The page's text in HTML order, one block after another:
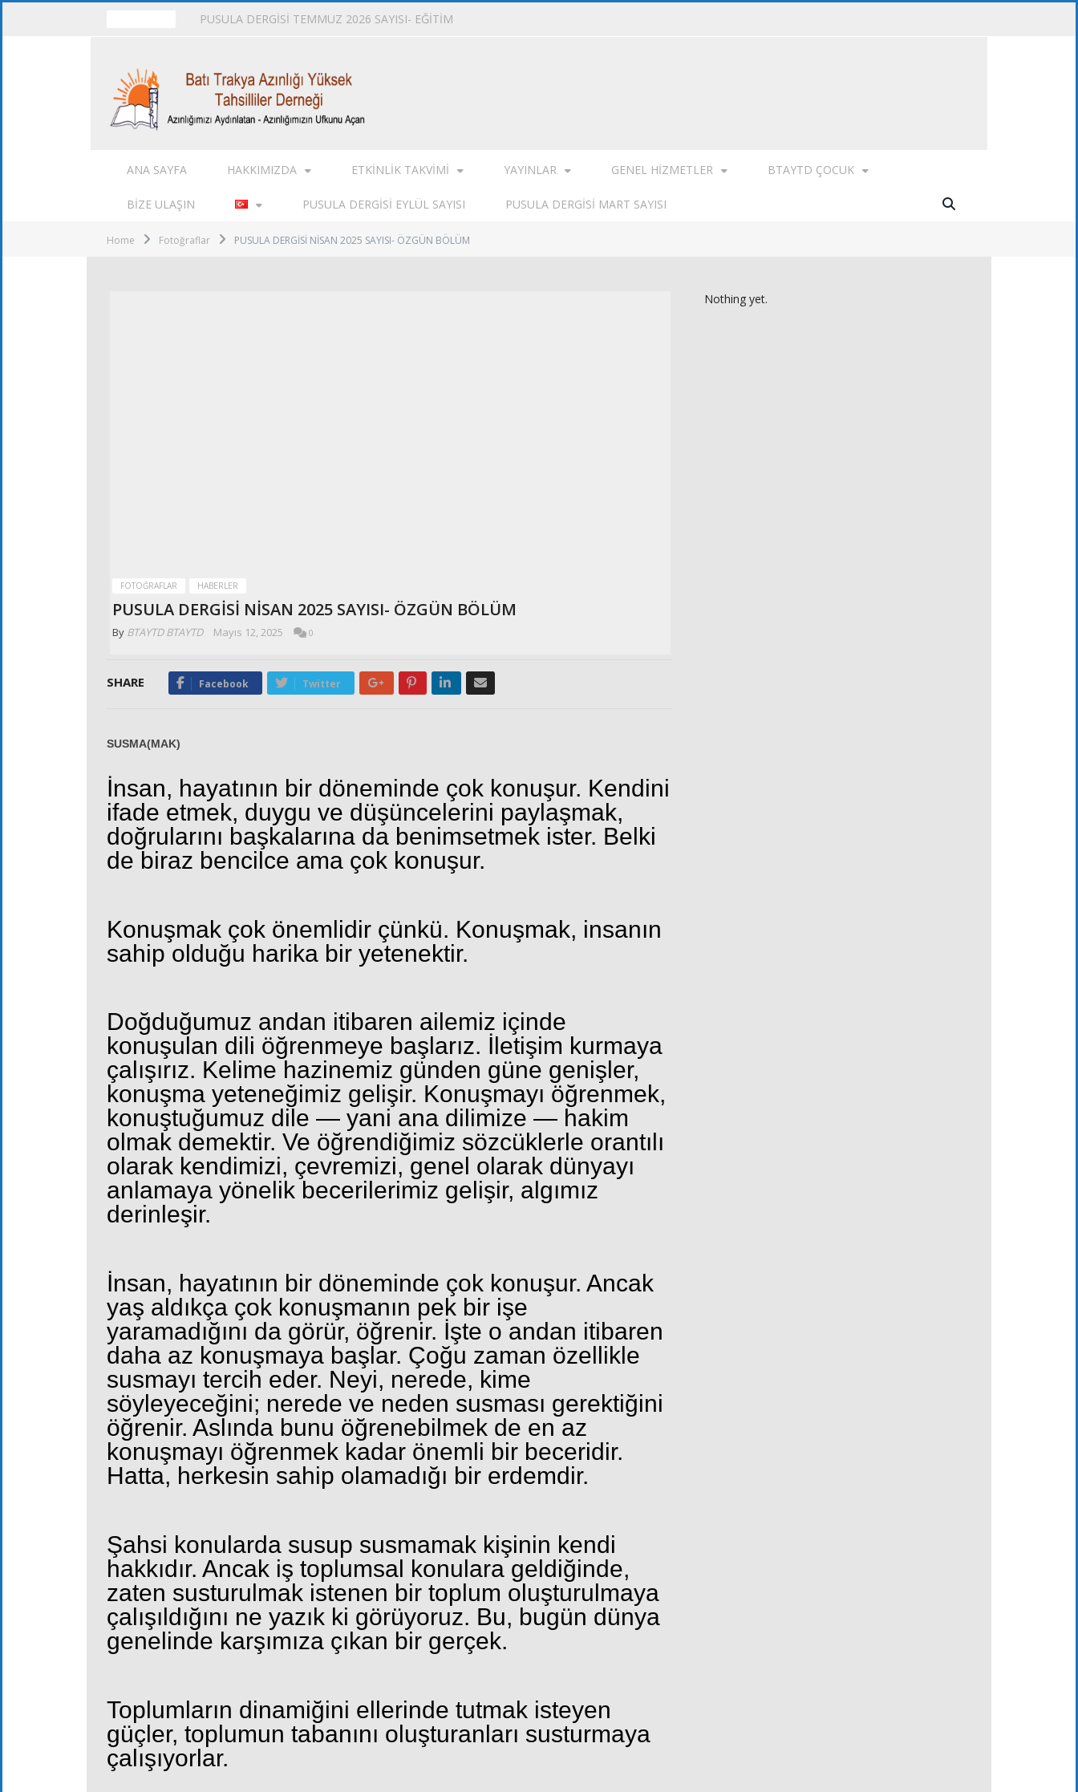
PUSULA DERGİSİ TEMMUZ 2026 SAYISI- EĞİTİM
ANA SAYFA HAKKIMIZDA ETKINLIK TAKVIMI YAYINLAR GENEL HIZMETLER BTAYTD ÇOCUK
BIZE ULAŞIN PUSULA DERGISI EYLÜL SAYISI PUSULA DERGISI MART SAYISI
Home Fotoğraflar PUSULA DERGİSİ NİSAN 2025 SAYISI- ÖZGÜN BÖLÜM
FOTOĞRAFLAR HABERLER
PUSULA DERGİSİ NİSAN 2025 SAYISI- ÖZGÜN BÖLÜM
By BTAYTD BTAYTD Mayıs 12, 2025 0
SHARE Facebook Twitter Google+ PinterestLinkedIn
SUSMA(MAK)
İnsan, hayatının bir döneminde çok konuşur. Kendini
ifade etmek, duygu ve düşüncelerini paylaşmak,
doğrularını başkalarına da benimsetmek ister. Belki
de biraz bencilce ama çok konuşur.
Konuşmak çok önemlidir çünkü. Konuşmak, insanın
sahip olduğu harika bir yetenektir.
Doğduğumuz andan itibaren ailemiz içinde
konuşulan dili öğrenmeye başlarız. İletişim kurmaya
çalışırız. Kelime hazinemiz günden güne genişler,
konuşma yeteneğimiz gelişir. Konuşmayı öğrenmek,
konuştuğumuz dile — yani ana dilimize — hakim
olmak demektir. Ve öğrendiğimiz sözcüklerle orantılı
olarak kendimizi, çevremizi, genel olarak dünyayı
anlamaya yönelik becerilerimiz gelişir, algımız
derinleşir.
İnsan, hayatının bir döneminde çok konuşur. Ancak
yaş aldıkça çok konuşmanın pek bir işe
yaramadığını da görür, öğrenir. İşte o andan itibaren
daha az konuşmaya başlar. Çoğu zaman özellikle
susmayı tercih eder. Neyi, nerede, kime
söyleyeceğini; nerede ve neden susması gerektiğini
öğrenir. Aslında bunu öğrenebilmek de en az
konuşmayı öğrenmek kadar önemli bir beceridir.
Hatta, herkesin sahip olamadığı bir erdemdir.
Şahsi konularda susup susmamak kişinin kendi
hakkıdır. Ancak iş toplumsal konulara geldiğinde,
zaten susturulmak istenen bir toplum oluşturulmaya
çalışıldığını ne yazık ki görüyoruz. Bu, bugün dünya
genelinde karşımıza çıkan bir gerçek.
Toplumların dinamiğini ellerinde tutmak isteyen
güçler, toplumun tabanını oluşturanları susturmaya
çalışıyorlar.
Nothing yet.